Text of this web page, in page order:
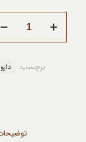
سودا
عدد
برچسب: